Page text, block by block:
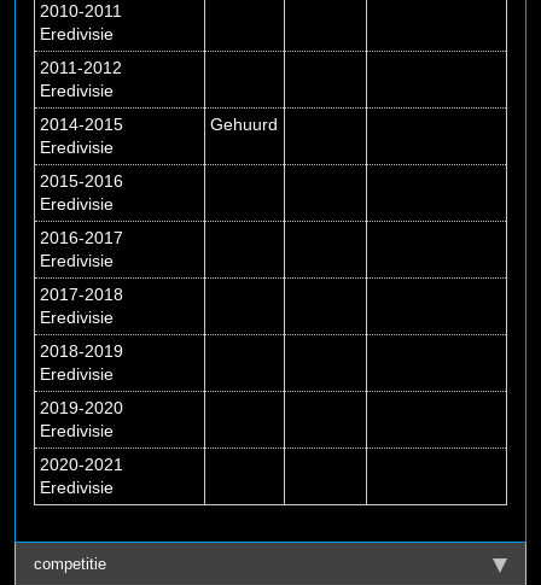
2010-2011
Eredivisie
2011-2012
Eredivisie
2014-2015
Eredivisie
Gehuurd
2015-2016
Eredivisie
2016-2017
Eredivisie
2017-2018
Eredivisie
2018-2019
Eredivisie
2019-2020
Eredivisie
2020-2021
Eredivisie
competitie